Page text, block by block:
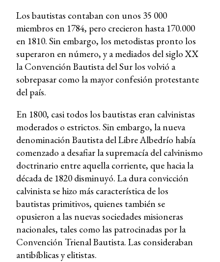
Los bautistas contaban con unos 35 000
miembros en 1784, pero crecieron hasta 170.000
en 1810. Sin embargo, los metodistas pronto los
superaron en número, y a mediados del siglo XX
la Convención Bautista del Sur los volvió a
sobrepasar como la mayor confesión protestante
del país.
En 1800, casi todos los bautistas eran calvinistas
moderados o estrictos. Sin embargo, la nueva
denominación Bautista del Libre Albedrío había
comenzado a desafiar la supremacía del calvinismo
doctrinario entre aquella corriente, que hacia la
década de 1820 disminuyó. La dura convicción
calvinista se hizo más característica de los
bautistas primitivos, quienes también se
opusieron a las nuevas sociedades misioneras
nacionales, tales como las patrocinadas por la
Convención Trienal Bautista. Las consideraban
antibíblicas y elitistas.